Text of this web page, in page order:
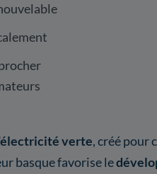
verte, créé pour
basque favorise le